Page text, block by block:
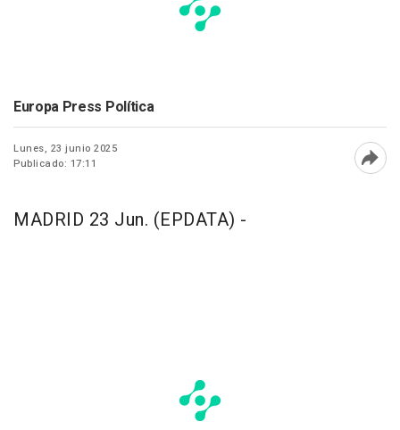
Europa Press Política
Lunes, 23 junio 2025
Publicado: 17:11
MADRID 23 Jun. (EPDATA) -